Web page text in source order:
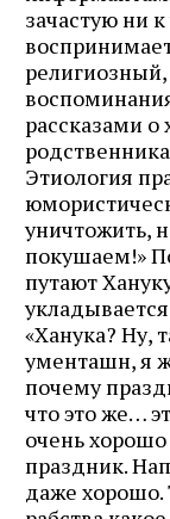
зачастую ни
рассказами о
Этиология
уничтожить,
покушаем!»
путают
«Ханука? Ну,
ументашн, я
почему
что это же…
очень
праздник.
даже